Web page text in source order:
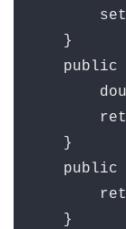
    }
public
    }
public
    }